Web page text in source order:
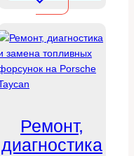
Ремонт,
диагностика